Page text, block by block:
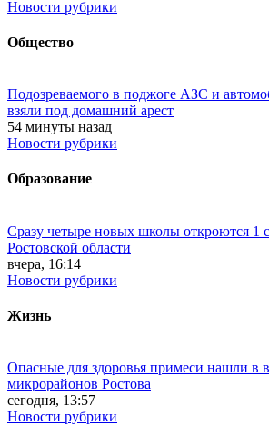
Новости рубрики
Общество
Подозреваемого в поджоге АЗС и
взяли под домашний арест
54 минуты назад
Новости рубрики
Образование
Сразу четыре новых школы откроются 1
Ростовской области
вчера, 16:14
Новости рубрики
Жизнь
Опасные для здоровья примеси нашли в
микрорайонов Ростова
сегодня, 13:57
Новости рубрики